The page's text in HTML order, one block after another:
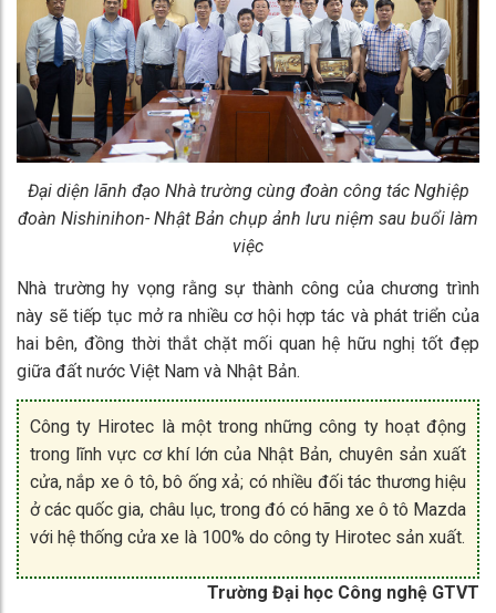
Đại diện lãnh đạo Nhà trường cùng đoàn công tác Nghiệp
đoàn Nishinihon- Nhật Bản chụp ảnh lưu niệm sau buổi làm
việc
Nhà trường hy vọng rằng sự thành công của chương trình
này sẽ tiếp tục mở ra nhiều cơ hội hợp tác và phát triển của
hai bên, đồng thời thắt chặt mối quan hệ hữu nghị tốt đẹp
giữa đất nước Việt Nam và Nhật Bản.
Công ty Hirotec là một trong những công ty hoạt động
trong lĩnh vực cơ khí lớn của Nhật Bản, chuyên sản xuất
cửa, nắp xe ô tô, bô ống xả; có nhiều đối tác thương hiệu
ở các quốc gia, châu lục, trong đó có hãng xe ô tô Mazda
với hệ thống cửa xe là 100% do công ty Hirotec sản xuất.
Trường Đại học Công nghệ GTVT